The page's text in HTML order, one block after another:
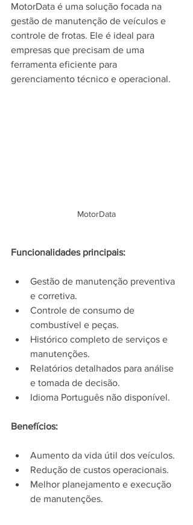
MotorData é uma solução focada na
gestão de manutenção de veículos e
controle de frotas. Ele é ideal para
empresas que precisam de uma
ferramenta eficiente para
gerenciamento técnico e operacional.
MotorData
Funcionalidades principais:
Gestão de manutenção preventiva
e corretiva.
Controle de consumo de
combustível e peças.
Histórico completo de serviços e
manutenções.
Relatórios detalhados para análise
e tomada de decisão.
Idioma Português não disponível.
Benefícios:
Aumento da vida útil dos veículos.
Redução de custos operacionais.
Melhor planejamento e execução
de manutenções.